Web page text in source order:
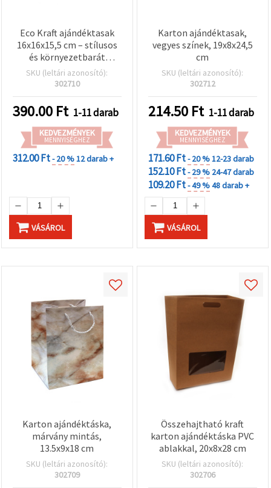
Eco Kraft ajándéktasak
16x16x15,5 cm – stílusos
és környezetbarát
csomagolás különleges
ajándékokhoz, kreatív
SKU (leltári azonosító):
302710
390.00 Ft 1-11 darab
KEDVEZMÉNYEK
MENNYISÉGHEZ
312.00 Ft- 20 %12 darab +
VÁSÁROL
Karton ajándéktasak,
vegyes színek, 19x8x24,5
cm
SKU (leltári azonosító):
302712
214.50 Ft 1-11 darab
KEDVEZMÉNYEK
MENNYISÉGHEZ
171.60 Ft- 20 %12-23 darab
152.10 Ft- 29 % 24-47 darab
109.20 Ft- 49 %48 darab +
VÁSÁROL
Karton ajándéktáska,
márvány mintás,
13.5x9x18 cm
SKU (leltári azonosító):
302709
Összehajtható kraft
karton ajándéktáska PVC
ablakkal, 20x8x28 cm
SKU (leltári azonosító):
302706